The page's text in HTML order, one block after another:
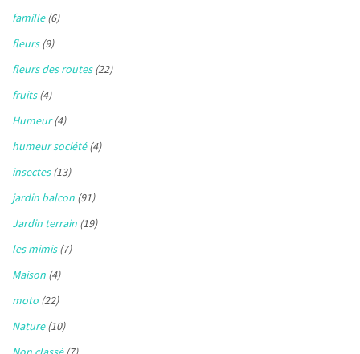
famille(6)
fleurs(9)
fleurs des routes(22)
fruits(4)
Humeur(4)
humeur société(4)
insectes(13)
jardin balcon (91)
Jardin terrain (19)
les mimis(7)
Maison (4)
moto (22)
Nature(10)